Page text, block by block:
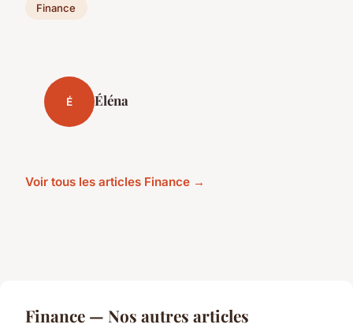
Finance
É Éléna
Voir tous les articles Finance →
Finance — Nos autres articles